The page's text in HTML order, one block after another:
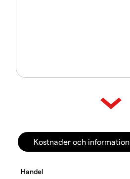
Kostnader och information